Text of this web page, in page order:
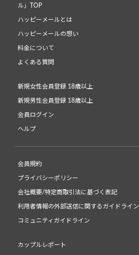
ル」TOP
ハッピーメールとは
ハッピーメールの想い
料金について
よくある質問
新規女性会員登録 18歳以上
新規男性会員登録 18歳以上
会員ログイン
ヘルプ
会員規約
プライバシーポリシー
会社概要/特定商取引法に基づく表記
利用者情報の外部送信に関するガイドライン
コミュニティガイドライン
カップルレポート